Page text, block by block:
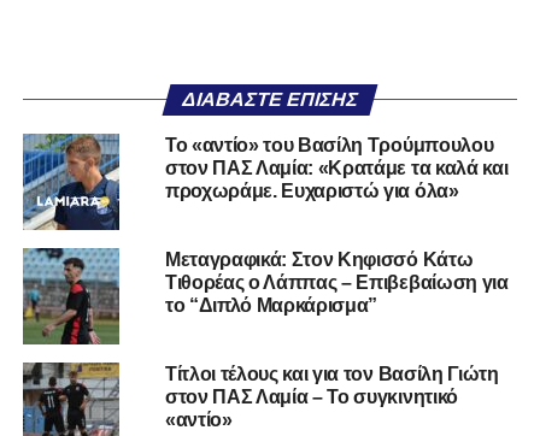
ΔΙΑΒΆΣΤΕ ΕΠΊΣΗΣ
Το «αντίο» του Βασίλη Τρούμπουλου
στον ΠΑΣ Λαμία: «Κρατάμε τα καλά και
προχωράμε. Ευχαριστώ για όλα»
Μεταγραφικά: Στον Κηφισσό Κάτω
Τιθορέας ο Λάππας – Επιβεβαίωση για
το “Διπλό Μαρκάρισμα”
Τίτλοι τέλους και για τον Βασίλη Γιώτη
στον ΠΑΣ Λαμία – Το συγκινητικό
«αντίο»